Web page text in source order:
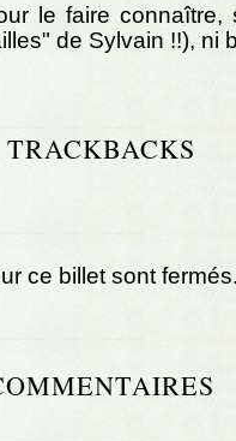
le faire connaître,
de Sylvain !!), ni
TRACKBACKS
ce billet sont